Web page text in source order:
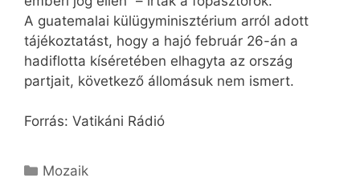
A guatemalai külügyminisztérium arról adott
tájékoztatást, hogy a hajó február 26-án a
hadiflotta kíséretében elhagyta az ország
partjait, következő állomásuk nem ismert.
Forrás: Vatikáni Rádió
Kategória
Mozaik